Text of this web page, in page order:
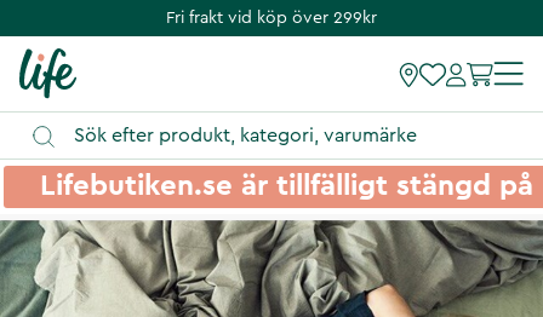
Fri frakt vid köp över 299kr
Lifebutiken.se är tillfälligt stängd